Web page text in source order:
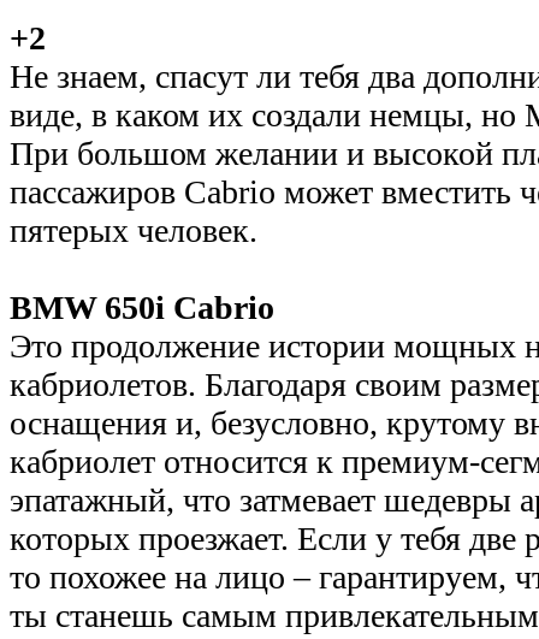
+2
Не знаем, спасут ли тебя два
виде, в каком их создали немцы, но
При большом желании и высокой
пассажиров Cabrio может вместить
пятерых человек.
BMW 650i Cabrio
Это продолжение истории мощных
кабриолетов. Благодаря своим
оснащения и, безусловно, крутому
кабриолет относится к премиум-
эпатажный, что затмевает шедевры
которых проезжает. Если у тебя две
то похожее на лицо – гарантируем,
ты станешь самым